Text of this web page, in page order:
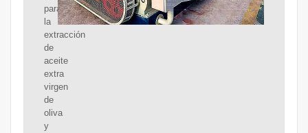
para
la
extracción
de
aceite
extra
virgen
de
oliva
y